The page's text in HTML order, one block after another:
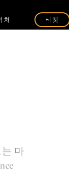
처 티켓
마